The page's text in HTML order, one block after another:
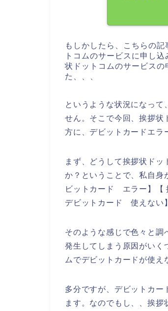
もしかしたら、こちらの
トコムのサービスに申し
状ドットコムのサービス
た、、、
というような状況になって
せん。そこで今回、挨拶状
方に、デビットカードエラ
まず、どうして挨拶状ド
か？ということで、私自身
ビットカード エラー】【
デビットカード 使えない
そのような感じで色々と調
発生してしまう原因がいく
ムでデビットカードが使え
多分ですが、デビットカー
ます。なのでもし、、挨